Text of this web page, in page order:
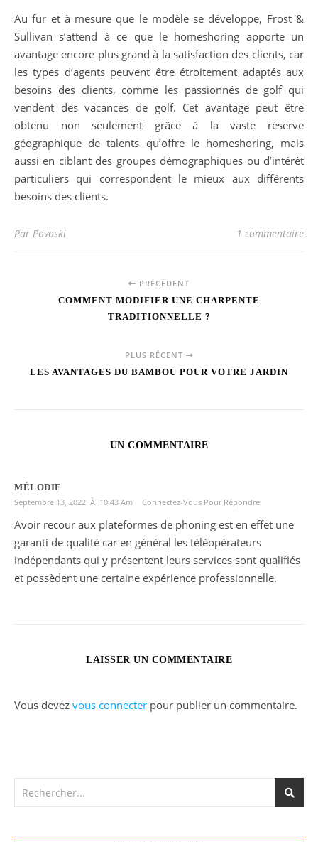
Au fur et à mesure que le modèle se développe, Frost &
Sullivan s’attend à ce que le homeshoring apporte un
avantage encore plus grand à la satisfaction des clients, car
les types d’agents peuvent être étroitement adaptés aux
besoins des clients, comme les passionnés de golf qui
vendent des vacances de golf. Cet avantage peut être
obtenu non seulement grâce à la vaste réserve
géographique de talents qu’offre le homeshoring, mais
aussi en ciblant des groupes démographiques ou d’intérêt
particuliers qui correspondent le mieux aux différents
besoins des clients.
Par Povoski 1 commentaire
PRÉCÉDENT
COMMENT MODIFIER UNE CHARPENTE
TRADITIONNELLE ?
PLUS RÉCENT
LES AVANTAGES DU BAMBOU POUR VOTRE JARDIN
UN COMMENTAIRE
MÉLODIE
Septembre 13, 2022 À 10:43 Am
Connectez-Vous Pour Répondre
Avoir recour aux plateformes de phoning est en effet une
garanti de qualité car en général les téléopérateurs
indépendants qui y présentent leurs services sont qualifiés
et possèdent une certaine expérience professionnelle.
LAISSER UN COMMENTAIRE
Vous devez vous connecter pour publier un commentaire.